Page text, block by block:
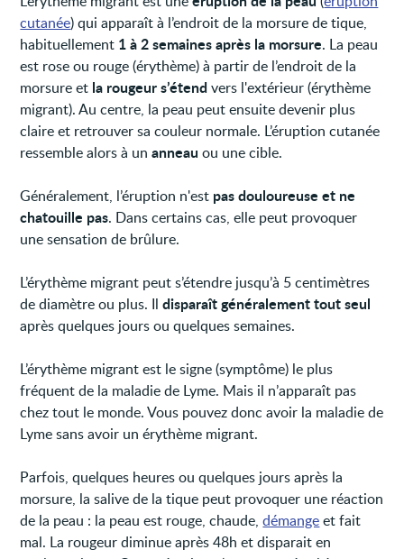
cutanée) qui apparaît à l’endroit de la morsure de tique,
habituellement 1 à 2 semaines après la morsure. La peau
est rose ou rouge (érythème) à partir de l’endroit de la
morsure et la rougeur s’étendvers l'extérieur (érythème
migrant). Au centre, la peau peut ensuite devenir plus
claire et retrouver sa couleur normale. L’éruption cutanée
ressemble alors à unanneau ou une cible.
Généralement, l’éruption n'est pas douloureuse et ne
chatouille pas. Dans certains cas, elle peut provoquer
une sensation de brûlure.
L’érythème migrant peut s’étendre jusqu’à 5 centimètres
de diamètre ou plus. Ildisparaît généralement tout seul
après quelques jours ou quelques semaines.
L’érythème migrant est le signe (symptôme) le plus
fréquent de la maladie de Lyme. Mais il n’apparaît pas
chez tout le monde. Vous pouvez donc avoir la maladie de
Lyme sans avoir un érythème migrant.
Parfois, quelques heures ou quelques jours après la
morsure, la salive de la tique peut provoquer une réaction
de la peau : la peau est rouge, chaude,démangeet fait
mal. La rougeur diminue après 48h et disparait en